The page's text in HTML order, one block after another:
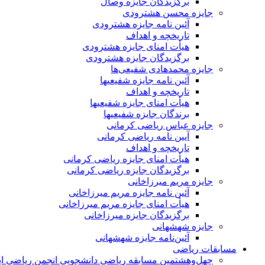
جایزه محسن هشترودی
آئین نامه جایزه هشترودی
تاریخچه و اهداف
هیأت امنای جایزه هشترودی
برگزیدگان جایزه هشترودی
جایزه محمدهادی شفیعی‌ها
آئین نامه جایزه شفیعیها
تاریخچه و اهداف
هیأت امنای جایزه شفیعیها
برندگان جایزه شفیعیها
جایزه عباس ریاضی کرمانی
آیین نامه ریاضی کرمانی
تاریخچه و اهداف
هیأت امنای جایزه ریاضی کرمانی
برگزیدگان جایزه ریاضی کرمانی
جایزه مریم میرزاخانی
آئین نامه جایزه مریم میرزاخانی
هیأت امنای جایزه مریم میرزاخانی
برگزیدگان جایزه میرزاخانی
جایزه شهشهانی
آئین‌نامه جایزه شهشهانی
مسابقات ریاضی
چهل‌و‌هشتمین مسابقه ریاضی دانشجویی انجمن ریاضی